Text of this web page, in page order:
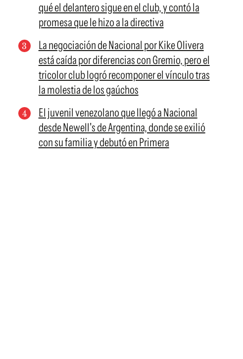
qué el delantero sigue en el club, y contó la
promesa que le hizo a la directiva
La negociación de Nacional por Kike Olivera
está caída por diferencias con Gremio, pero el
tricolor club logró recomponer el vínculo tras
la molestia de los gaúchos
El juvenil venezolano que llegó a Nacional
desde Newell's de Argentina, donde se exilió
con su familia y debutó en Primera